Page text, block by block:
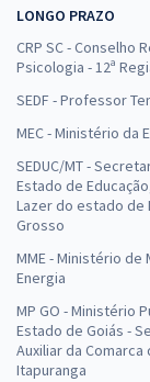
LONGO PRAZO
CRP SC - Conselho
Psicologia - 12ª
SEDF - Professor
MEC - Ministério da
SEDUC/MT -
Estado de
Lazer do estado de
Grosso
MME - Ministério de
Energia
MP GO - Ministério
Estado de Goiás -
Auxiliar da Comarca
Itapuranga